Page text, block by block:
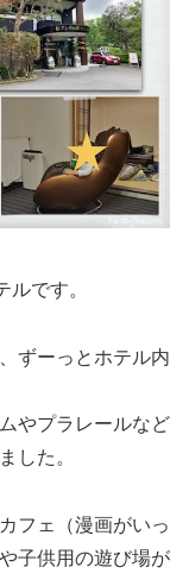
です。
ずーっとホテル内
やプラレールなど
した。
フェ（漫画がいっ
子供用の遊び場が